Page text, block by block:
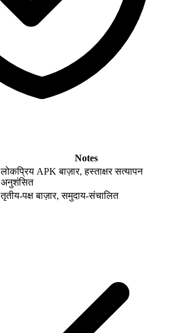
Notes
लोकप्रिय APK बाज़ार, हस्ताक्षर सत्यापन
अनुशंसित
तृतीय-पक्ष बाज़ार, समुदाय-संचालित